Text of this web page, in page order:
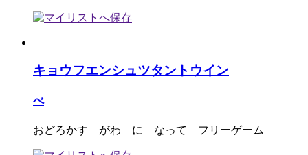
キョウフエンシュツタントウイン
べ
おどろかす がわ に なって フリーゲーム